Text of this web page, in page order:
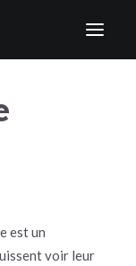
québécois
est un
voir leur